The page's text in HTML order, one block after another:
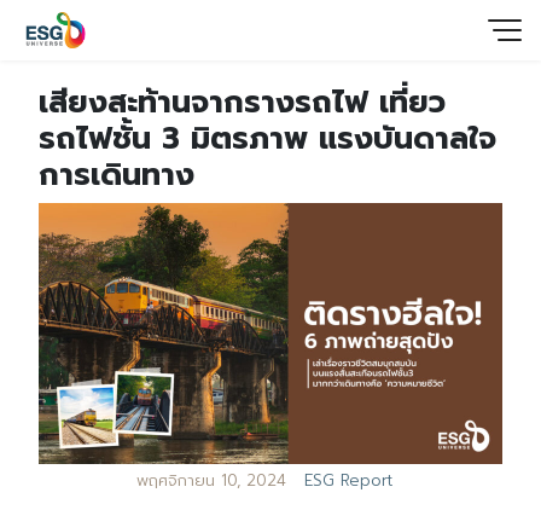
เสียงสะท้านจากรางรถไฟ เที่ยว
รถไฟชั้น 3 มิตรภาพ แรงบันดาลใจ
การเดินทาง
พฤศจิกายน 10, 2024 ESG Report